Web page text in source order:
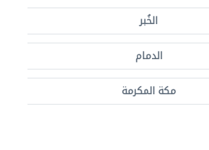
الخُبر
الدمام
مكة المكرمة